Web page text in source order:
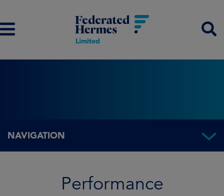
NAVIGATION
Performance